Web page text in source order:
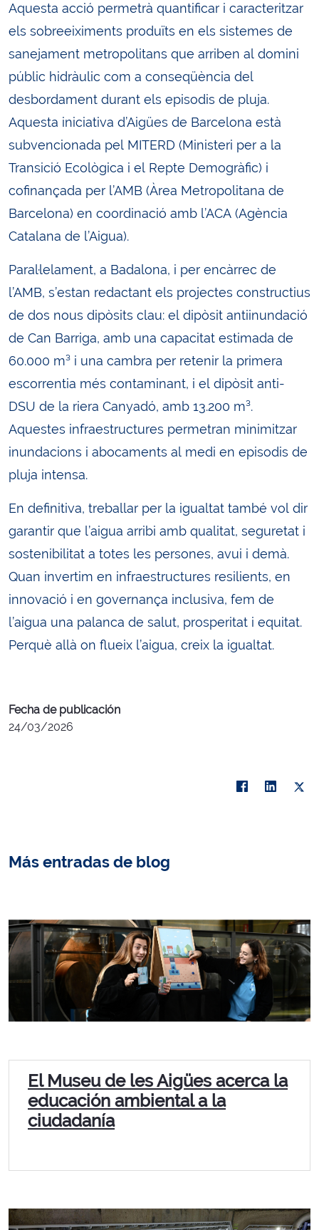
Aquesta acció permetrà quantificar i caracteritzar
els sobreeiximents produïts en els sistemes de
sanejament metropolitans que arriben al domini
públic hidràulic com a conseqüència del
desbordament durant els episodis de pluja.
Aquesta iniciativa d’Aigües de Barcelona està
subvencionada pel MITERD (Ministeri per a la
Transició Ecològica i el Repte Demogràfic) i
cofinançada per l’AMB (Àrea Metropolitana de
Barcelona) en coordinació amb l’ACA (Agència
Catalana de l’Aigua).
Paral·lelament, a Badalona, i per encàrrec de
l’AMB, s’estan redactant els projectes constructius
de dos nous dipòsits clau: el dipòsit antiinundació
de Can Barriga, amb una capacitat estimada de
60.000 m³ i una cambra per retenir la primera
escorrentia més contaminant, i el dipòsit anti-
DSU de la riera Canyadó, amb 13.200 m³.
Aquestes infraestructures permetran minimitzar
inundacions i abocaments al medi en episodis de
pluja intensa.
En definitiva, treballar per la igualtat també vol dir
garantir que l’aigua arribi amb qualitat, seguretat i
sostenibilitat a totes les persones, avui i demà.
Quan invertim en infraestructures resilients, en
innovació i en governança inclusiva, fem de
l’aigua una palanca de salut, prosperitat i equitat.
Perquè allà on flueix l’aigua, creix la igualtat.
Fecha de publicación
24/03/2026
Más entradas de blog
El Museu de les Aigües acerca la
educación ambiental a la
ciudadanía